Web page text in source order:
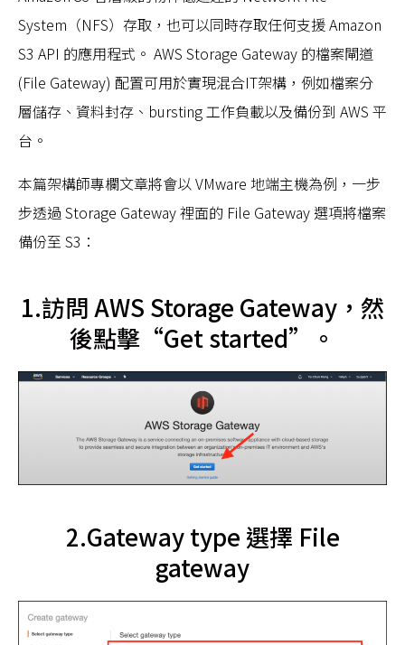
System（NFS）存取，也可以同時存取任何支援 Amazon
S3 API 的應用程式。 AWS Storage Gateway 的檔案閘道
(File Gateway) 配置可用於實現混合IT架構，例如檔案分
層儲存、資料封存、bursting 工作負載以及備份到 AWS 平
台。
本篇架構師專欄文章將會以 VMware 地端主機為例，一步
步透過 Storage Gateway 裡面的 File Gateway 選項將檔案
備份至 S3：
1.訪問 AWS Storage Gateway，然
後點擊“Get started”。
2.Gateway type 選擇 File
gateway